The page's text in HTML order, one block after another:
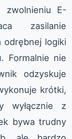
zwolnieniu E-
zasilanie
odrębnej logiki
Formalnie nie
odzyskuje
krótki,
wyłącznie z
bywa trudny